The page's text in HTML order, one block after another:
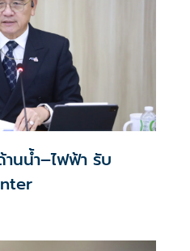
นน้ำ–ไฟฟ้า รับ